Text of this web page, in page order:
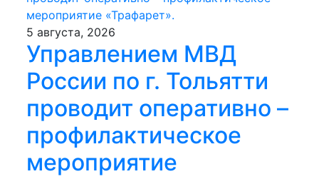
5 августа, 2026
Управлением МВД
России по г. Тольятти
проводит оперативно –
профилактическое
мероприятие